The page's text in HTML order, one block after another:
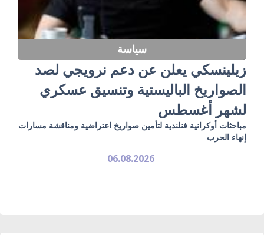
سياسة
زيلينسكي يعلن عن دعم نرويجي لصد
الصواريخ الباليستية وتنسيق عسكري
لشهر أغسطس
مباحثات أوكرانية فنلندية لتأمين صواريخ اعتراضية ومناقشة مسارات
إنهاء الحرب
06.08.2026